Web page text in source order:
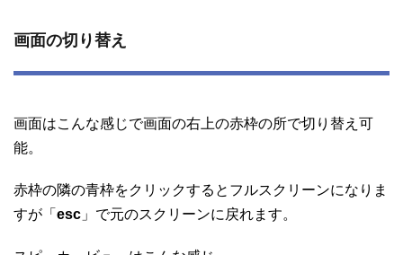
画面の切り替え
画面はこんな感じで画面の右上の赤枠の所で切り替え可
能。
赤枠の隣の青枠をクリックするとフルスクリーンになりま
すが「 esc 」で元のスクリーンに戻れます。